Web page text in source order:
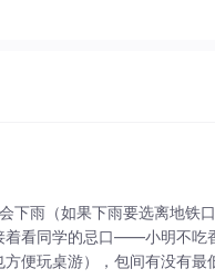
下雨（如果下雨要选离地铁
看同学的忌口——小明不吃
便玩桌游），包间有没有最